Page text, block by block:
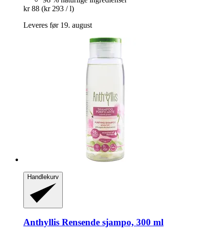
kr 88 (kr 293 / l)
Leveres før 19. august
Handlekurv
Anthyllis Rensende sjampo, 300 ml